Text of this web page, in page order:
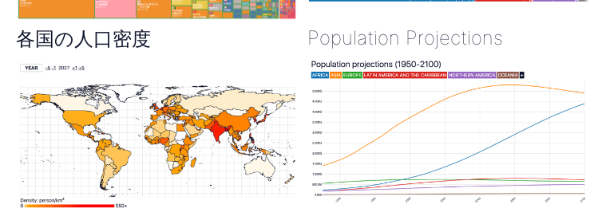
各国の人口密度 Population Projections